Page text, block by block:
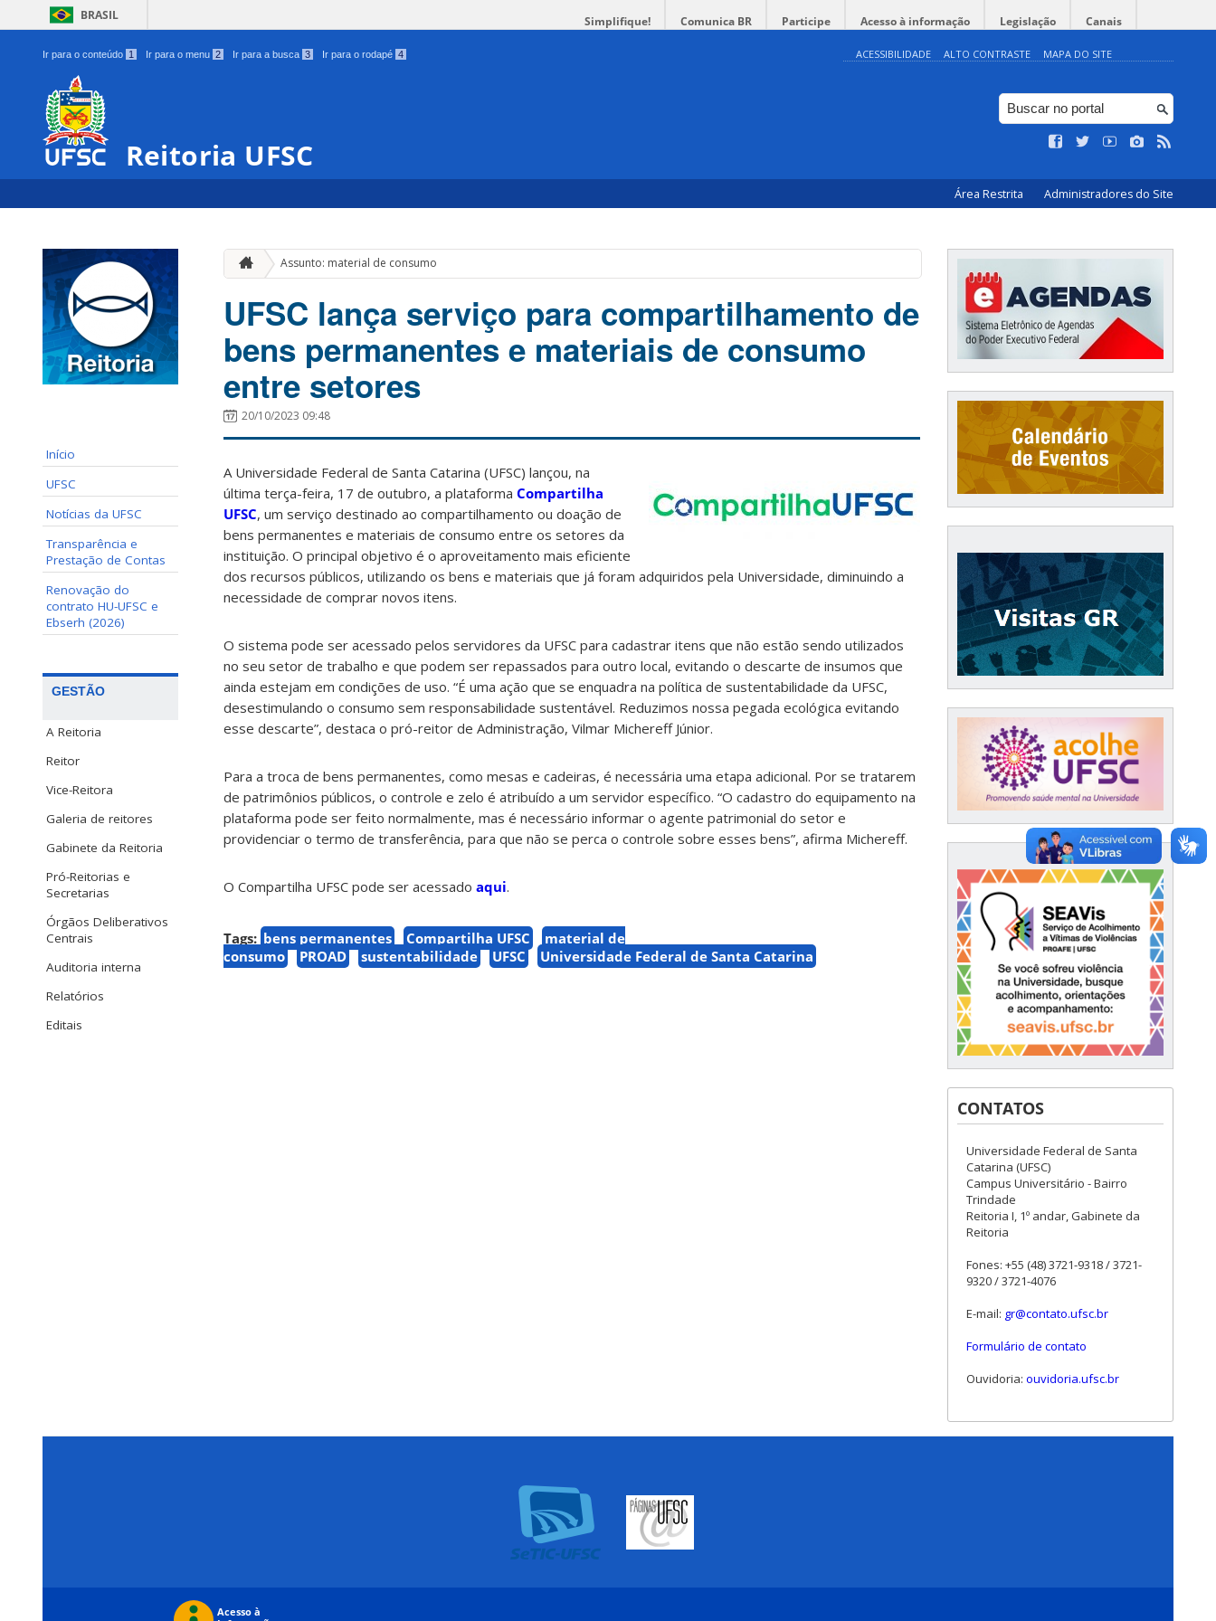
BRASIL Simplifique! Comunica BR Participe Acesso à informação Legislação Canais
Ir para o conteúdo 1 Ir para o menu 2 Ir para a busca 3 Ir para o rodapé 4 ACESSIBILIDADE ALTO CONTRASTE MAPA DO SITE
Reitoria UFSC
Área Restrita Administradores do Site
Início
UFSC
Notícias da UFSC
Transparência e
Prestação de Contas
Renovação do
contrato HU-UFSC e
Ebserh (2026)
GESTÃO
A Reitoria
Reitor
Vice-Reitora
Galeria de reitores
Gabinete da Reitoria
Pró-Reitorias e
Secretarias
Órgãos Deliberativos
Centrais
Auditoria interna
Relatórios
Editais
Assunto: material de consumo
UFSC lança serviço para compartilhamento de
bens permanentes e materiais de consumo
entre setores
20/10/2023 09:48
A Universidade Federal de Santa Catarina (UFSC) lançou, na
última terça-feira, 17 de outubro, a plataforma Compartilha
UFSC, um serviço destinado ao compartilhamento ou doação de
bens permanentes e materiais de consumo entre os setores da
instituição. O principal objetivo é o aproveitamento mais eficiente
dos recursos públicos, utilizando os bens e materiais que já foram adquiridos pela Universidade, diminuindo a
necessidade de comprar novos itens.
O sistema pode ser acessado pelos servidores da UFSC para cadastrar itens que não estão sendo utilizados
no seu setor de trabalho e que podem ser repassados para outro local, evitando o descarte de insumos que
ainda estejam em condições de uso. “É uma ação que se enquadra na política de sustentabilidade da UFSC,
desestimulando o consumo sem responsabilidade sustentável. Reduzimos nossa pegada ecológica evitando
esse descarte”, destaca o pró-reitor de Administração, Vilmar Michereff Júnior.
Para a troca de bens permanentes, como mesas e cadeiras, é necessária uma etapa adicional. Por se tratarem
de patrimônios públicos, o controle e zelo é atribuído a um servidor específico. “O cadastro do equipamento na
plataforma pode ser feito normalmente, mas é necessário informar o agente patrimonial do setor e
providenciar o termo de transferência, para que não se perca o controle sobre esses bens”, afirma Michereff.
O Compartilha UFSC pode ser acessado aqui.
Tags: bens permanentes Compartilha UFSC
material de
consumo
PROAD sustentabilidade UFSC Universidade Federal de Santa Catarina
CONTATOS
Universidade Federal de Santa
Catarina (UFSC)
Campus Universitário - Bairro
Trindade
Reitoria I, 1º andar, Gabinete da
Reitoria
Fones: +55 (48) 3721-9318 / 3721-
9320 / 3721-4076
E-mail: gr@contato.ufsc.br
Formulário de contato
Ouvidoria: ouvidoria.ufsc.br